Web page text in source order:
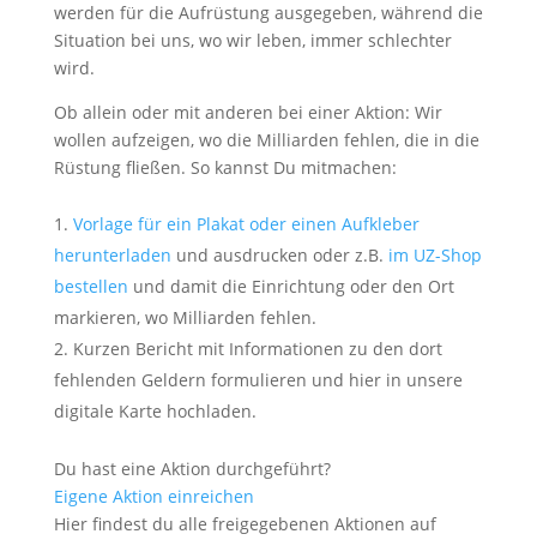
werden für die Aufrüstung ausgegeben, während die
Situation bei uns, wo wir leben, immer schlechter
wird.
Ob allein oder mit anderen bei einer Aktion: Wir
wollen aufzeigen, wo die Milliarden fehlen, die in die
Rüstung fließen. So kannst Du mitmachen:
Vorlage für ein Plakat oder einen Aufkleber
herunterladen und ausdrucken oder z.B. im UZ-Shop
bestellen und damit die Einrichtung oder den Ort
markieren, wo Milliarden fehlen.
Kurzen Bericht mit Informationen zu den dort
fehlenden Geldern formulieren und hier in unsere
digitale Karte hochladen.
Du hast eine Aktion durchgeführt?
Eigene Aktion einreichen
Hier findest du alle freigegebenen Aktionen auf